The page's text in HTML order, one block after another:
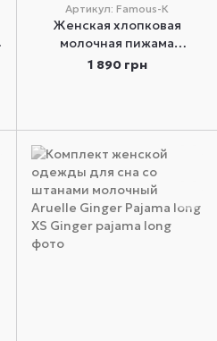
Артикул: Famous-К
Женская хлопковая
молочная пижама
джемпер и брюки Sensis
1 890 грн